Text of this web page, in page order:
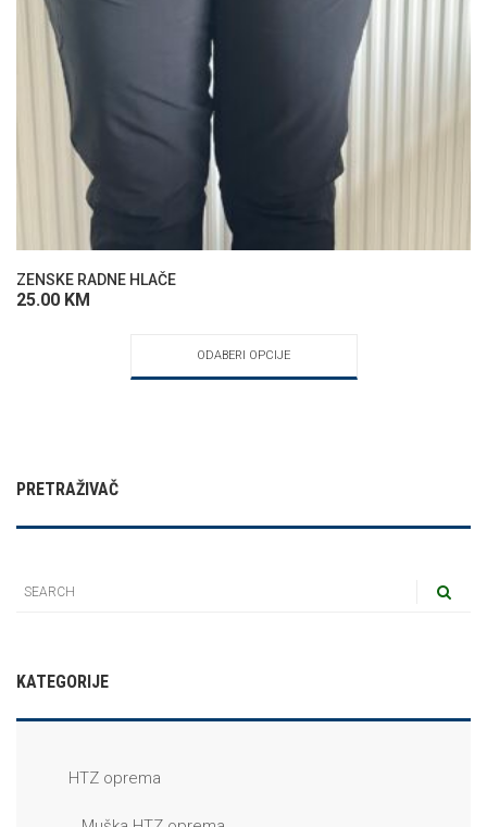
ZENSKE RADNE HLAČE
25.00 KM
ODABERI OPCIJE
PRETRAŽIVAČ
KATEGORIJE
HTZ oprema